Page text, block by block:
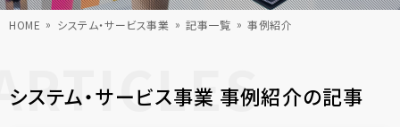
HOME システム・サービス事業 記事一覧 事例紹介
システム・サービス事業 事例紹介の記事